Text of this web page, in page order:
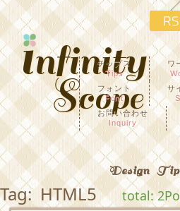
チップス
Tips
ワ
フォント
Font
サ
お問い合わせ
Inquiry
Design
Tag: HTML5 total: